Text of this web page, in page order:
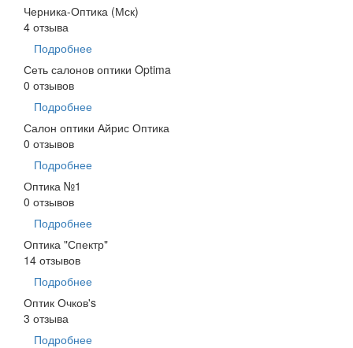
Черника-Оптика (Мск)
4 отзыва
Подробнее
Сеть салонов оптики Optima
0 отзывов
Подробнее
Салон оптики Айрис Оптика
0 отзывов
Подробнее
Оптика №1
0 отзывов
Подробнее
Оптика "Спектр"
14 отзывов
Подробнее
Оптик Очков's
3 отзыва
Подробнее